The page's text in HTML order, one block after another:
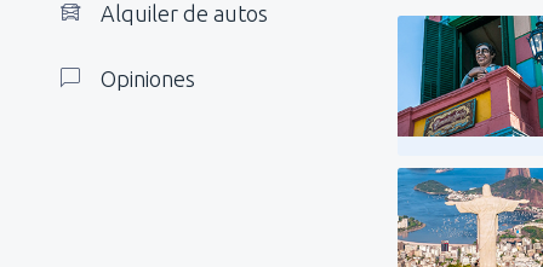
Alquiler de autos
Opiniones